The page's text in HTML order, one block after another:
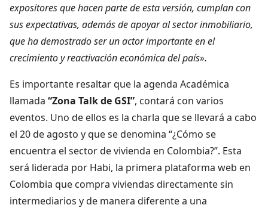
expositores que hacen parte de esta versión, cumplan con
sus expectativas, además de apoyar al sector inmobiliario,
que ha demostrado ser un actor importante en el
crecimiento y reactivación económica del país».
Es importante resaltar que la agenda Académica
llamada “Zona Talk de GSI”, contará con varios
eventos. Uno de ellos es la charla que se llevará a cabo
el 20 de agosto y que se denomina “¿Cómo se
encuentra el sector de vivienda en Colombia?”. Esta
será liderada por Habi, la primera plataforma web en
Colombia que compra viviendas directamente sin
intermediarios y de manera diferente a una